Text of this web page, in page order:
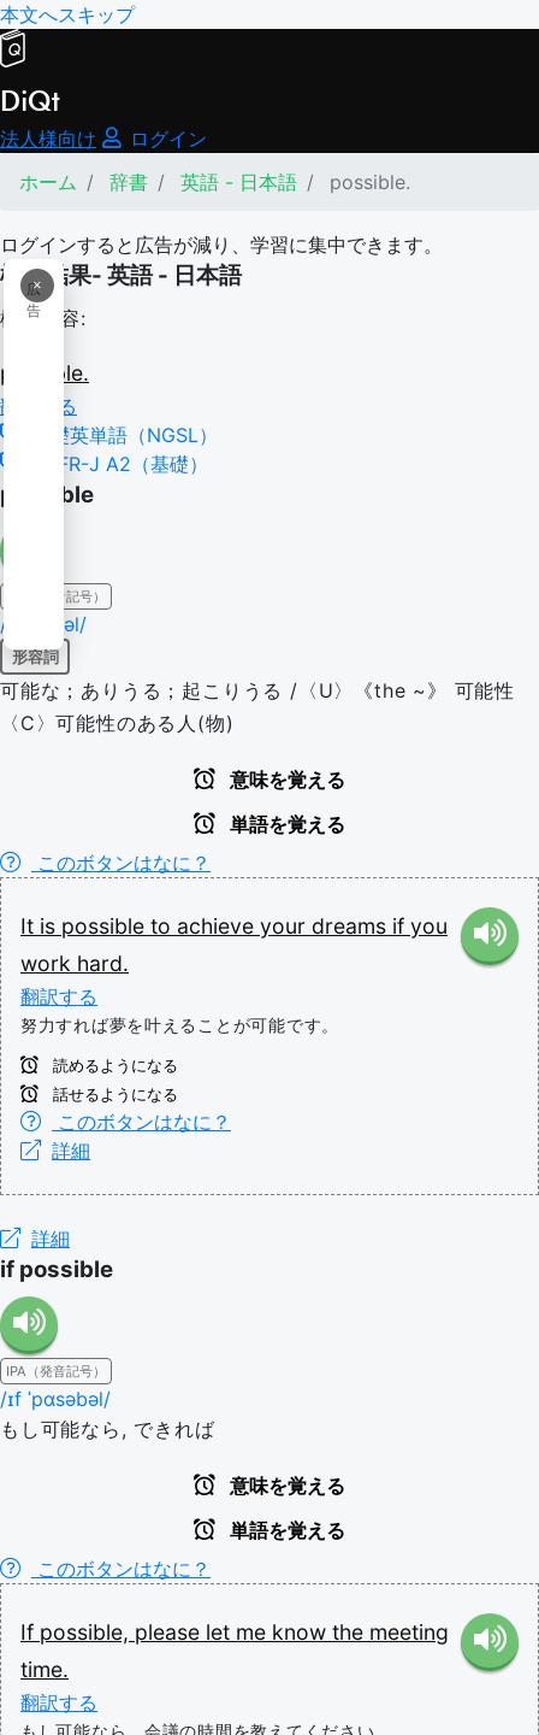
本文へスキップ
DiQt
法人様向け
ログイン
ホーム
辞書 英語 - 日本語 possible.
ログインすると広告が減り、学習に集中できます。
×
広
告
検索結果- 英語 - 日本語
検索内容:
possible.
翻訳する
基礎英単語（NGSL）
CEFR-J A2（基礎）
possible
IPA（発音記号）
/pɑsəbəl/
形容詞
可能な；ありうる；起こりうる /〈U〉《the ~》 可能性
〈C〉可能性のある人(物)
意味を覚える
単語を覚える
このボタンはなに？
It is possible to achieve your dreams if you
work hard.
翻訳する
努力すれば夢を叶えることが可能です。
読めるようになる
話せるようになる
このボタンはなに？
詳細
詳細
if possible
IPA（発音記号）
/ɪf ˈpɑsəbəl/
もし可能なら, できれば
意味を覚える
単語を覚える
このボタンはなに？
If possible, please let me know the meeting
time.
翻訳する
もし可能なら、会議の時間を教えてください。